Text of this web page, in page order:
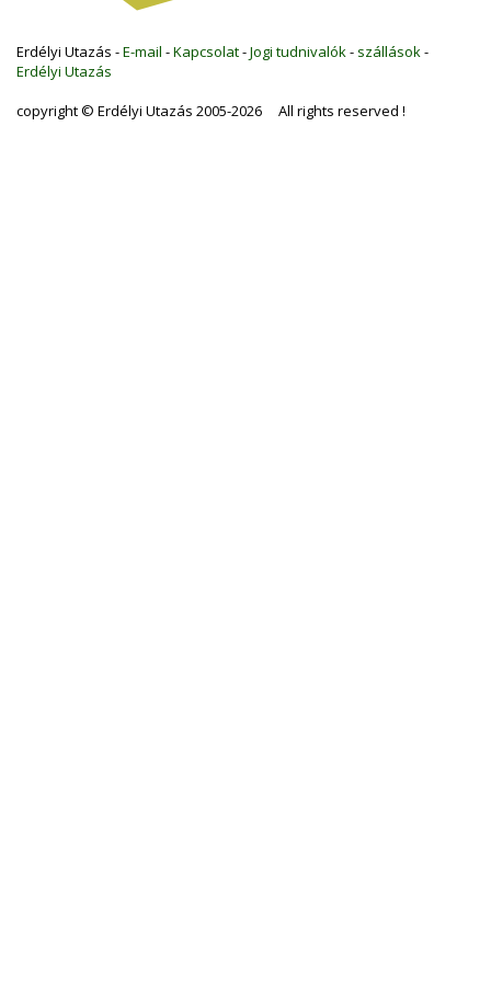
Erdélyi Utazás -E-mail -Kapcsolat-Jogi tudnivalók - szállások -
Erdélyi Utazás
copyright © Erdélyi Utazás 2005-2026 All rights reserved !